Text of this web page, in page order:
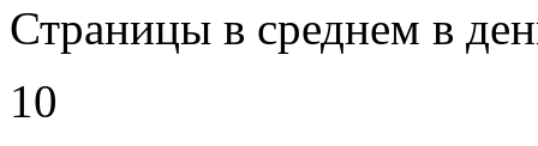
Страницы в среднем в
10